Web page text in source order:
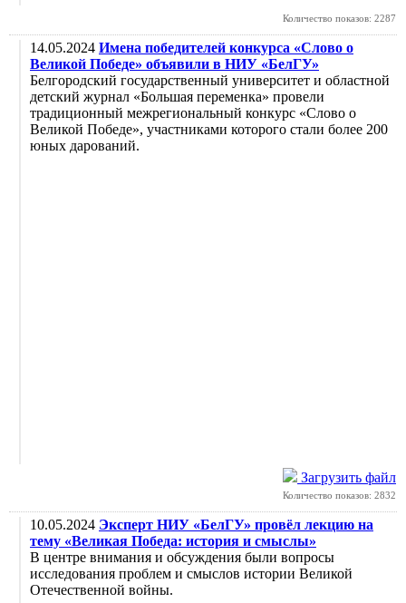
Количество показов: 2287
14.05.2024 Имена победителей конкурса «Слово о
Великой Победе» объявили в НИУ «БелГУ»
Белгородский государственный университет и областной
детский журнал «Большая переменка» провели
традиционный межрегиональный конкурс «Слово о
Великой Победе», участниками которого стали более 200
юных дарований.
Загрузить файл
Количество показов: 2832
10.05.2024 Эксперт НИУ «БелГУ» провёл лекцию на
тему «Великая Победа: история и смыслы»
В центре внимания и обсуждения были вопросы
исследования проблем и смыслов истории Великой
Отечественной войны.